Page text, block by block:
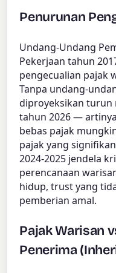
Penurunan
Undang-Undang
Pekerjaan tahun
pengecualian pajak
Tanpa undang-
diproyeksikan turun
tahun 2026 —
bebas pajak
pajak yang
2024-2025 jendela
perencanaan
hidup, trust yang
pemberian amal.
Pajak Warisan
Penerima